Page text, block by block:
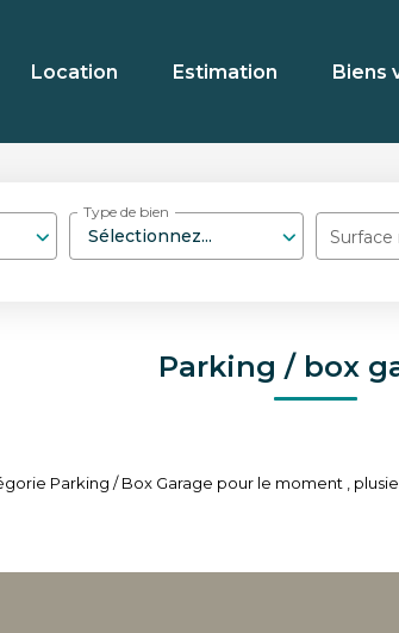
Location Estimation Biens
Sélectionnez...
Type de bien
Surface
Parking / box
Parking / Box Garage pour le moment ,